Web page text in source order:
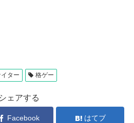
ター 格ゲー
シェアする
Facebook はてブ